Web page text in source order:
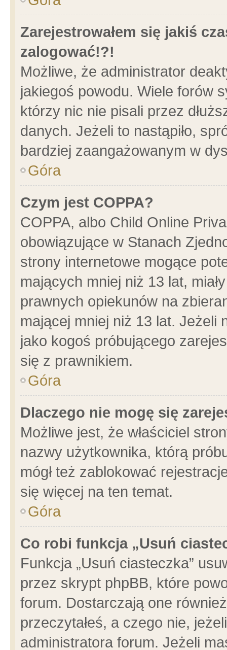
Zarejestrowałem się jakiś
zalogować!?!
Możliwe, że administrator
jakiegoś powodu. Wiele forów
którzy nic nie pisali przez
danych. Jeżeli to nastąpiło,
bardziej zaangażowanym w
Góra
Czym jest COPPA?
COPPA, albo Child Online
obowiązujące w Stanach
strony internetowe mogące
mających mniej niż 13 lat,
prawnych opiekunów na
mającej mniej niż 13 lat. Jeżeli
jako kogoś próbującego
się z prawnikiem.
Góra
Dlaczego nie mogę się
Możliwe jest, że właściciel
nazwy użytkownika, którą
mógł też zablokować
się więcej na ten temat.
Góra
Co robi funkcja „Usuń
Funkcja „Usuń ciasteczka”
przez skrypt phpBB, które
forum. Dostarczają one
przeczytałeś, a czego nie,
administratora forum. Jeżeli